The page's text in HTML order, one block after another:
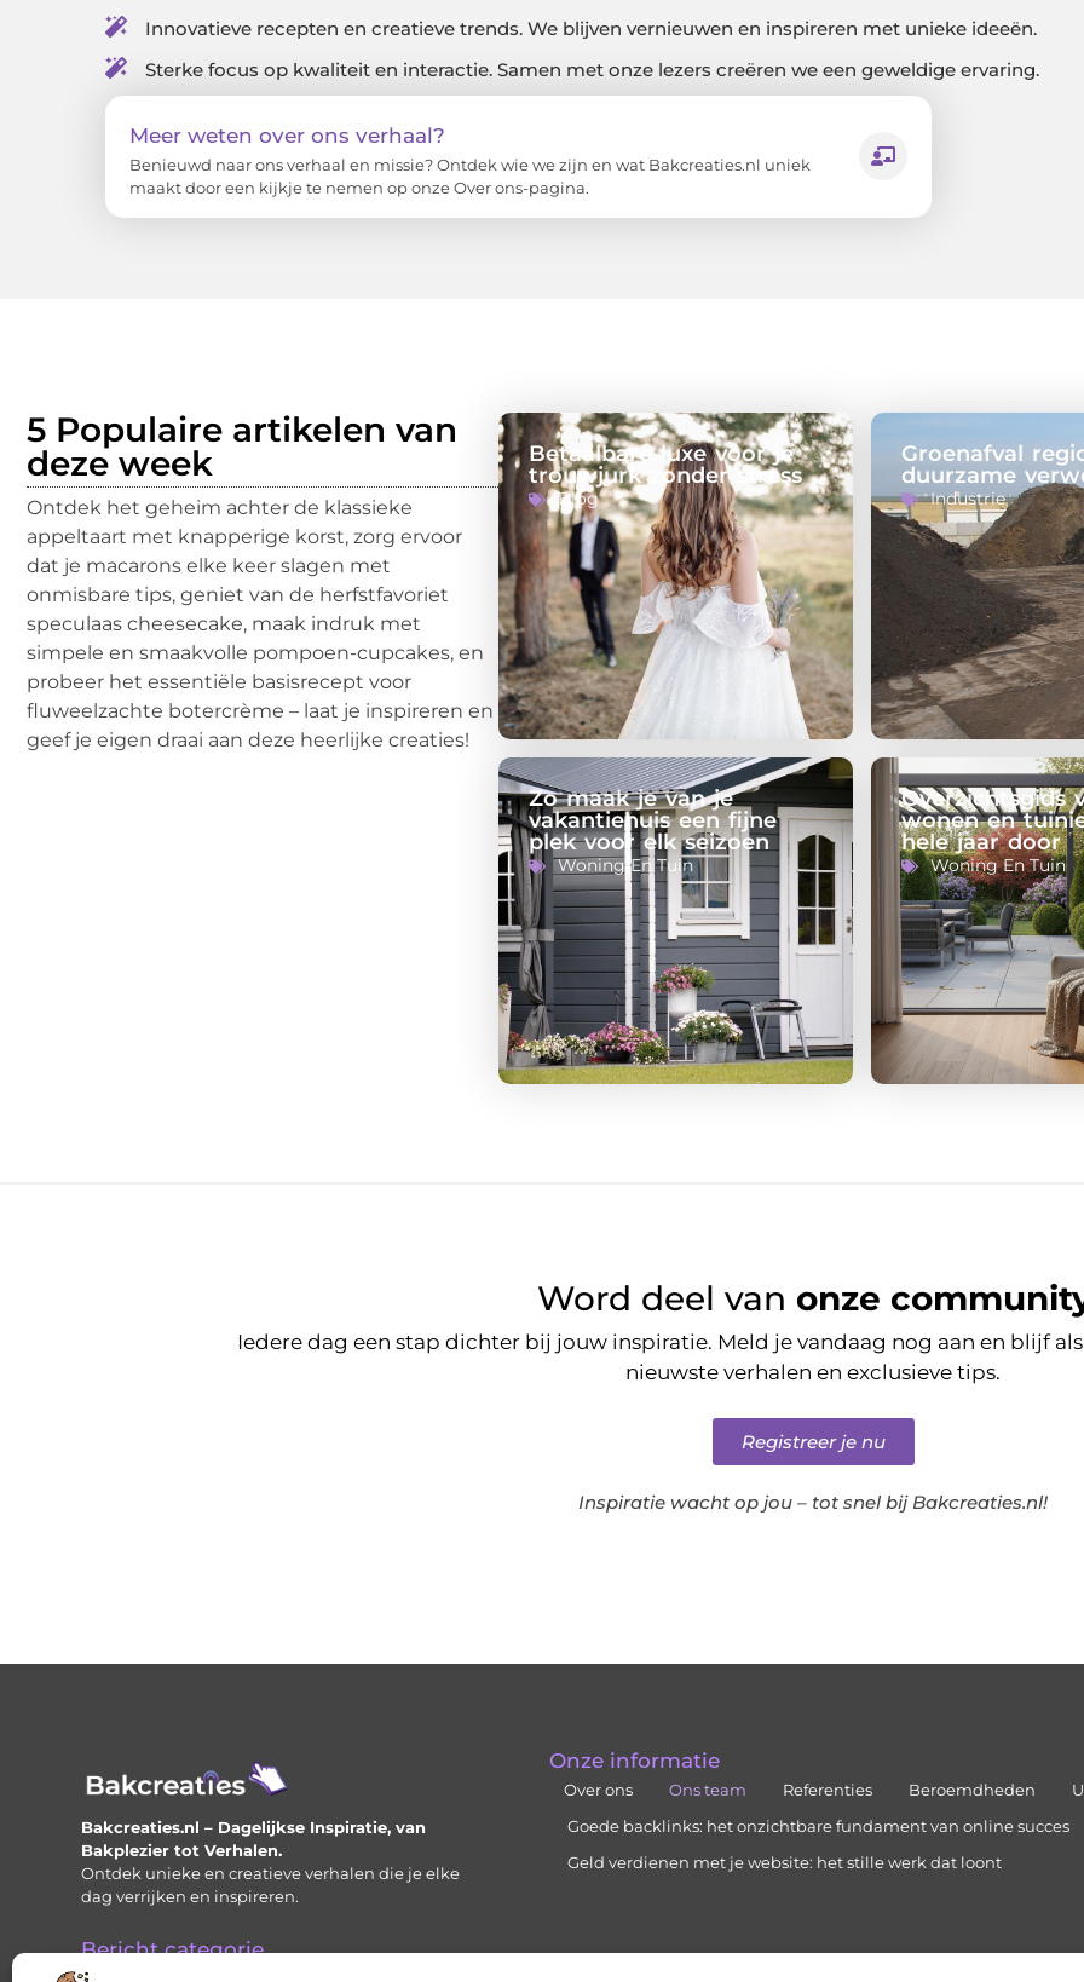
Innovatieve recepten en creatieve trends. We blijven vernieuwen en inspireren met unieke ideeën.
Sterke focus op kwaliteit en interactie. Samen met onze lezers creëren we een geweldige ervaring.
Meer weten over ons verhaal?
Benieuwd naar ons verhaal en missie? Ontdek wie we zijn en wat Bakcreaties.nl uniek
maakt door een kijkje te nemen op onze Over ons-pagina.
5 Populaire artikelen van
deze week
Ontdek het geheim achter de klassieke
appeltaart met knapperige korst, zorg ervoor
dat je macarons elke keer slagen met
onmisbare tips, geniet van de herfstfavoriet
speculaas cheesecake, maak indruk met
simpele en smaakvolle pompoen-cupcakes, en
probeer het essentiële basisrecept voor
fluweelzachte botercrème – laat je inspireren en
geef je eigen draai aan deze heerlijke creaties!
Betaalbare luxe voor je
trouwjurk zonder stress
Blog
Groenafval
duurzame
Industrie
Zo maak je van je
vakantiehuis een fijne
plek voor elk seizoen
Woning En Tuin
Overzichtsgids
wonen en
hele jaar door
Woning En Tuin
Word deel van onze
Iedere dag een stap dichter bij jouw inspiratie. Meld je vandaag nog aan en blijf
nieuwste verhalen en exclusieve tips.
Registreer je nu
Inspiratie wacht op jou – tot snel bij Bakcreaties.nl!
Bakcreaties.nl – Dagelijkse Inspiratie, van
Bakplezier tot Verhalen.
Ontdek unieke en creatieve verhalen die je elke
dag verrijken en inspireren.
Bericht categorie
Onze informatie
Over ons Ons team Referenties Beroemdheden
Goede backlinks: het onzichtbare fundament van online succes
Geld verdienen met je website: het stille werk dat loont